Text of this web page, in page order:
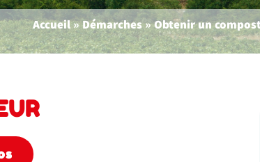
Accueil»Démarches»Obtenir un